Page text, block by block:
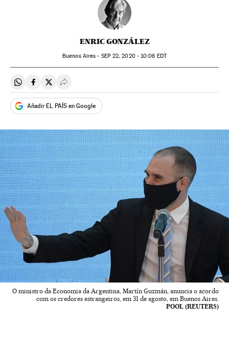
ENRIC GONZÁLEZ
Buenos Aires - SEP22, 2020 - 10:06 EDT
Compartir en Whatsapp
Compartir en Facebook
Compartir en Twitter
Desplegar Redes Sociales
Añadir EL PAÍS en Google
O ministro da Economia da Argentina, Martín Guzmán, anuncia o acordo
com os credores estrangeiros, em 31 de agosto, em Buenos Aires.
POOL (REUTERS)